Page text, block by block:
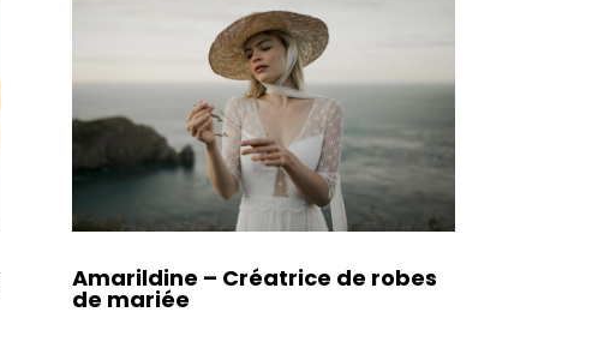
Amarildine – Créatrice de robes
de mariée